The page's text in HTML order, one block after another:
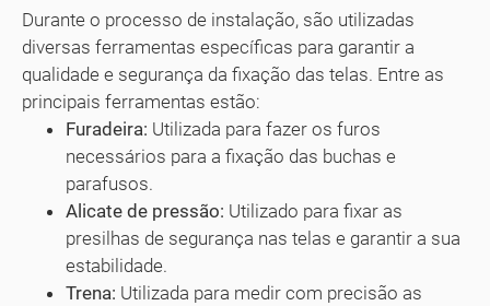
Durante o processo de instalação, são utilizadas
diversas ferramentas específicas para garantir a
qualidade e segurança da fixação das telas. Entre as
principais ferramentas estão:
Furadeira: Utilizada para fazer os furos
necessários para a fixação das buchas e
parafusos.
Alicate de pressão: Utilizado para fixar as
presilhas de segurança nas telas e garantir a sua
estabilidade.
Trena: Utilizada para medir com precisão as